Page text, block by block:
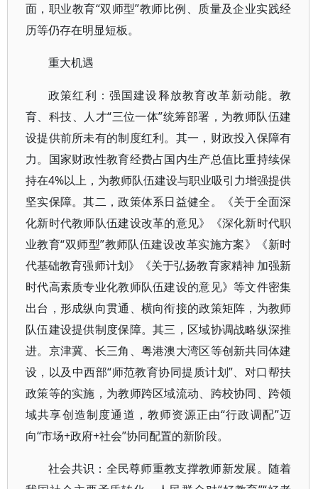
面，职业教育“双师型”教师比例、质量及企业实践经
历等仍存在明显短板。
重大机遇
政策红利：强国建设释放教育改革新动能。教
育、科技、人才“三位一体”统筹部署，为教师队伍建
设提供前所未有的制度红利。其一，财政投入保障有
力。国家财政性教育经费占国内生产总值比重持续保
持在4%以上，为教师队伍建设与职业吸引力增强提供
坚实保障。其二，政策体系日益健全。《关于全面深
化新时代教师队伍建设改革的意见》《深化新时代职
业教育“双师型”教师队伍建设改革实施方案》《新时
代基础教育强师计划》《关于弘扬教育家精神 加强新
时代高素质专业化教师队伍建设的意见》等文件密集
出台，形成纵向贯通、横向衔接的政策矩阵，为教师
队伍建设提供制度保障。其三，区域协调战略纵深推
进。京津冀、长三角、粤港澳大湾区等创新共同体建
设，以及中西部“师范教育协同提质计划”、对口帮扶
政策等的实施，为教师跨区域流动、跨校协同、跨领
域共享创造制度通道，教师资源正由“行政调配”迈
向“市场+政府+社会”协同配置的新阶段。
社会共识：全民尊师重教支撑教师新发展。随着